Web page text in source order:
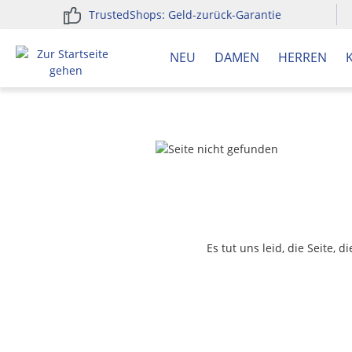
Zur Hauptnavigation springen
TrustedShops: Geld-zurück-Garantie
NEU DAMEN HERREN
Es tut uns leid, die Seite,